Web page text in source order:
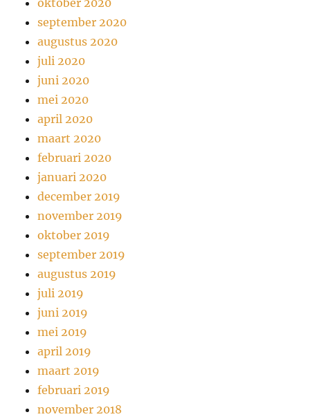
september 2020
augustus 2020
juli 2020
juni 2020
mei 2020
april 2020
maart 2020
februari 2020
januari 2020
december 2019
november 2019
oktober 2019
september 2019
augustus 2019
juli 2019
juni 2019
mei 2019
april 2019
maart 2019
februari 2019
november 2018